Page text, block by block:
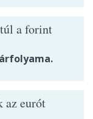
a forint
az eurót